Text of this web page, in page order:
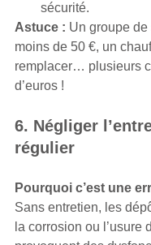
sécurité.
Astuce : Un groupe
moins de 50 €, un
remplacer… plusieurs
d’euros !
6. Négliger
régulier
Pourquoi c’est une
Sans entretien, les
la corrosion ou l’usure